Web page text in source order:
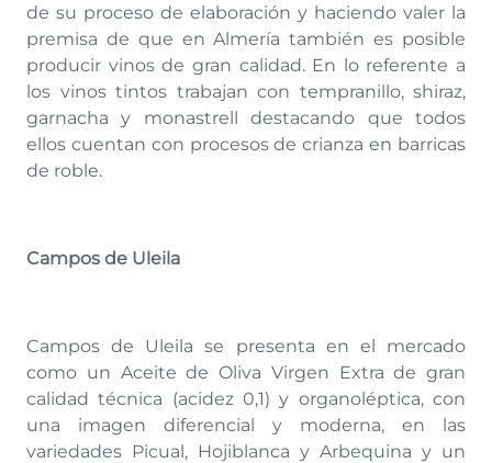
de su proceso de elaboración y haciendo valer la
premisa de que en Almería también es posible
producir vinos de gran calidad. En lo referente a
los vinos tintos trabajan con tempranillo, shiraz,
garnacha y monastrell destacando que todos
ellos cuentan con procesos de crianza en barricas
de roble.
Campos de Uleila
Campos de Uleila se presenta en el mercado
como un Aceite de Oliva Virgen Extra de gran
calidad técnica (acidez 0,1) y organoléptica, con
una imagen diferencial y moderna, en las
variedades Picual, Hojiblanca y Arbequina y un